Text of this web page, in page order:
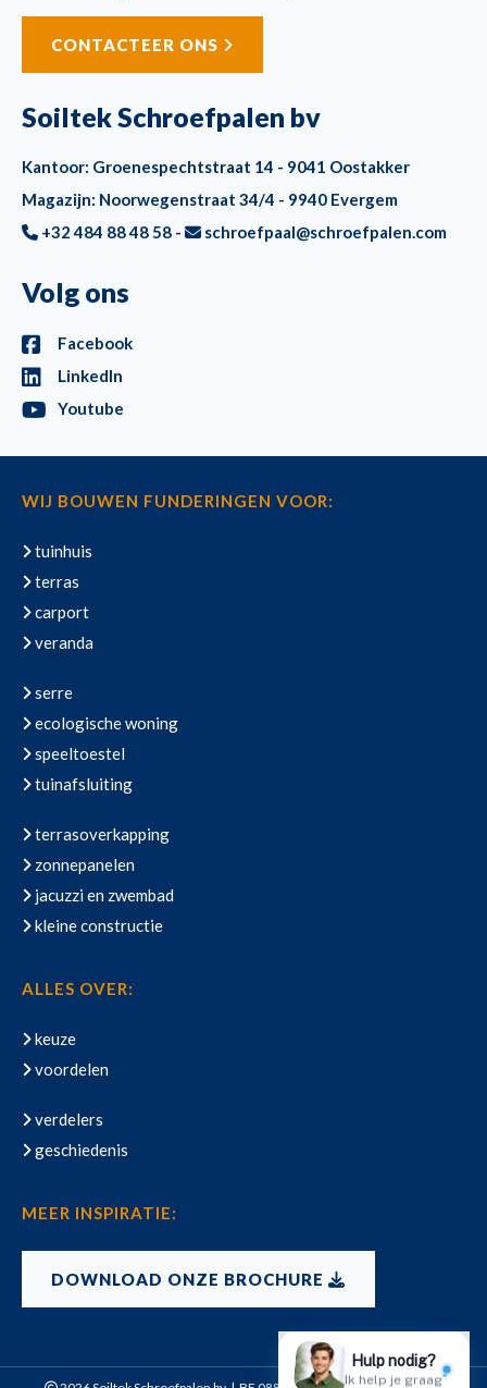
CONTACTEER ONS
Soiltek Schroefpalen bv
Kantoor: Groenespechtstraat 14 - 9041 Oostakker
Magazijn: Noorwegenstraat 34/4 - 9940 Evergem
+32 484 88 48 58 -
schroefpaal@schroefpalen.com
Volg ons
Facebook
LinkedIn
Youtube
WIJ BOUWEN FUNDERINGEN VOOR:
tuinhuis
terras
carport
veranda
serre
ecologische woning
speeltoestel
tuinafsluiting
terrasoverkapping
zonnepanelen
jacuzzi en zwembad
kleine constructie
ALLES OVER:
keuze
voordelen
verdelers
geschiedenis
MEER INSPIRATIE:
DOWNLOAD ONZE BROCHURE